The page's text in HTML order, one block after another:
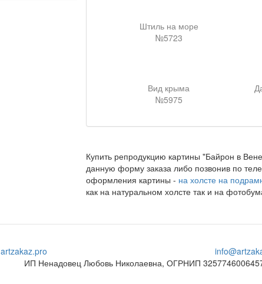
Штиль на море
№5723
Вид крыма
№5975
Купить репродукцию картины "Байрон в
данную форму заказа либо позвонив по
оформления картины - на холсте на
как на натуральном холсте так и на
artzakaz.pro
ИП Ненадовец Любовь Николаевна, ОГРНИП